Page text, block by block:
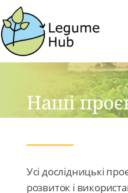
Наші
Усі дослідницькі
розвиток і